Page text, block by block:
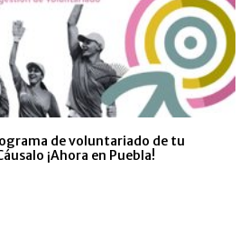
de voluntariado de tu
¡Ahora en Puebla!